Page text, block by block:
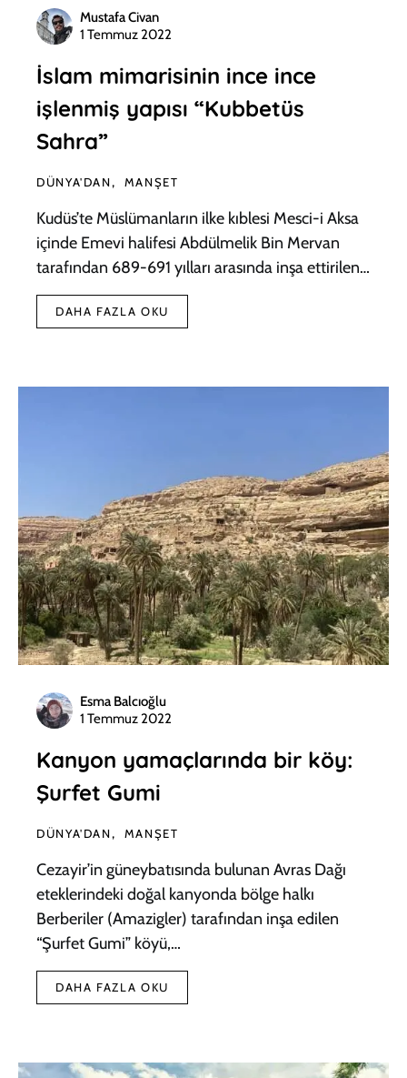
Mustafa Civan
1 Temmuz 2022
İslam mimarisinin ince ince
işlenmiş yapısı “Kubbetüs
Sahra”
DÜNYA'DAN MANŞET
Kudüs’te Müslümanların ilke kıblesi Mesci-i Aksa
içinde Emevi halifesi Abdülmelik Bin Mervan
tarafından 689-691 yılları arasında inşa ettirilen…
DAHA FAZLA OKU
Esma Balcıoğlu
1 Temmuz 2022
Kanyon yamaçlarında bir köy:
Şurfet Gumi
DÜNYA'DAN MANŞET
Cezayir’in güneybatısında bulunan Avras Dağı
eteklerindeki doğal kanyonda bölge halkı
Berberiler (Amazigler) tarafından inşa edilen
“Şurfet Gumi” köyü,…
DAHA FAZLA OKU